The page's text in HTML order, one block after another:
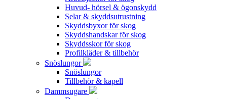
Huvud- hörsel & ögonskydd
Selar & skyddsutrustning
Skyddsbyxor för skog
Skyddshandskar för skog
Skyddsskor för skog
Profilkläder & tillbehör
Snöslungor
Snöslungor
Tillbehör & kapell
Dammsugare